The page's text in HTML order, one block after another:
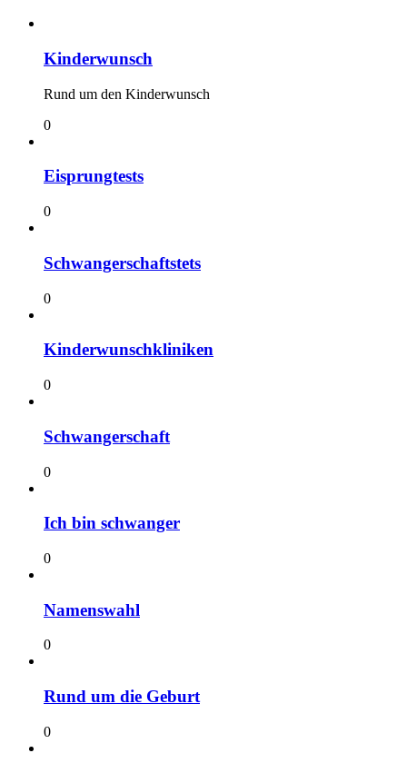
Kinderwunsch
Rund um den Kinderwunsch
0
Eisprungtests
0
Schwangerschaftstets
0
Kinderwunschkliniken
0
Schwangerschaft
0
Ich bin schwanger
0
Namenswahl
0
Rund um die Geburt
0